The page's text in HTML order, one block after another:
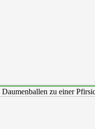
zu einer